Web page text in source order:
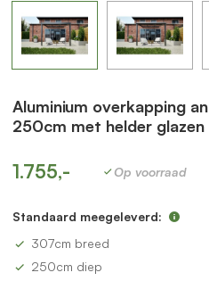
Aluminium overkapping
250cm met helder glazen
1.755,- Op voorraad
Standaard meegeleverd:
307cm breed
250cm diep